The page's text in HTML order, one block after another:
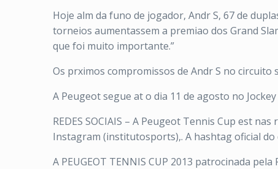
Hoje alm da funo de jogador, Andr S, 67 de
torneios aumentassem a premiao dos Grand
que foi muito importante.”
Os prximos compromissos de Andr S no circuito
A Peugeot segue at o dia 11 de agosto no
REDES SOCIAIS – A Peugeot Tennis Cup est
Instagram (institutosports),. A hashtag oficial
A PEUGEOT TENNIS CUP 2013 patrocinada